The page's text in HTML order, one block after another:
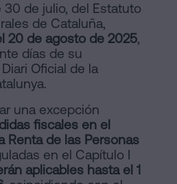
30 de julio, del Estatuto
de Cataluña,
20 de agosto de 2025,
días de su
Oficial de la
una excepción
fiscales en el
Renta de las Personas
en el Capítulo I
aplicables hasta el 1